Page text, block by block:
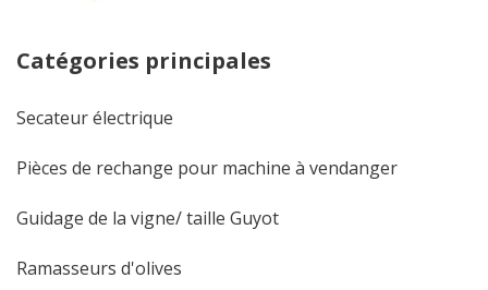
Catégories principales
Secateur électrique
Pièces de rechange pour machine à vendanger
Guidage de la vigne/ taille Guyot
Ramasseurs d'olives